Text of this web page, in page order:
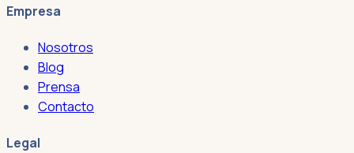
Empresa
Nosotros
Blog
Prensa
Contacto
Legal